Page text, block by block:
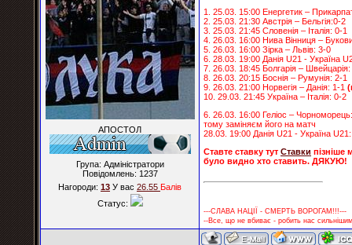
АПОСТОЛ
Група: Адміністратори
Повідомлень: 1237
Нагороди: 13 У вас 26.55 Балiв
Статус:
1. 25.03. 15:00 Енергетик –
2. 25.03. 21:30 Австрія – Бельгія:0-2
3. 25.03. 21:45 Словенія – Італія: 0-1
4. 26.03. 16:00 Нива Вінниця –
5. 26.03. 16:00 Зірка – Львів: 3-0
6. 28.03. 19:00 Данія U21 - Україна
7. 26.03. 18:45 Болгарія –
8. 26.03. 20:15 Боснія – Румунія: 2-1
9. 26.03. 21:00 Норвегія – Данія: 1-1
10. 29.03. 21:45 Україна – Італія: 0-2
6. 26.03. 16:00 Геліос –
тому заміняєм його на матч
28.03. 19:00 Данія U21 - Україна
Ставте ставку тут Ставки пізніше
було видно хто ставить. ДЯКУЮ!
---СЛАВА НАЦІЇ - СМЕРТЬ ВОРОГАМ!!!---
--Все, що не вбиває - робить нас